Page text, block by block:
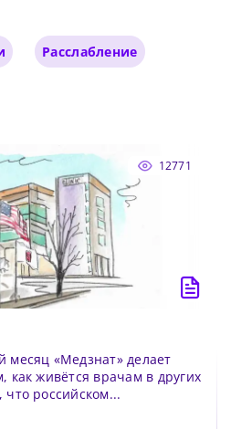
Расслабление
12771
как живётся врачам в других
российском...